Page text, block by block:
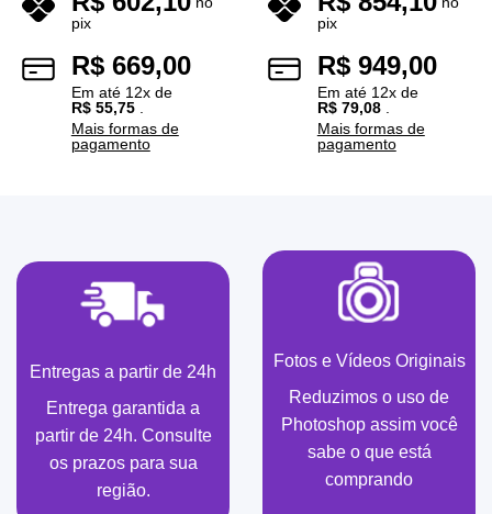
pix
R$669,00
Em até 12x de
R$55,75.
Mais formas de
pagamento
pix
R$949,00
Em até 12x de
R$79,08.
Mais formas de
pagamento
Entregas a partir de 24h
Entrega garantida a
partir de 24h. Consulte
os prazos para sua
região.
Fotos e Vídeos Originais
Reduzimos o uso de
Photoshop assim você
sabe o que está
comprando